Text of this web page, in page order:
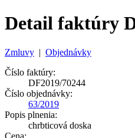
Detail faktúry
Zmluvy | Objednávky
Číslo faktúry:
DF2019/70244
Číslo objednávky:
63/2019
Popis plnenia:
chrbticová doska
Cena: